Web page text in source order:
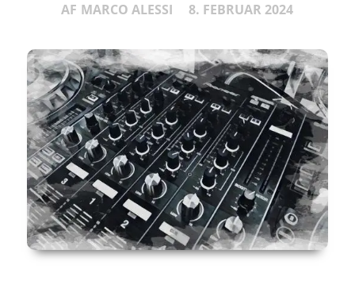
AF MARCO ALESSI 8. FEBRUAR 2024